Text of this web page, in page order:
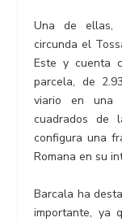
Una de ellas,
circunda el
Este y cuenta
parcela, de
viario en una
cuadrados de
configura una
Romana en su
Barcala ha
importante, ya